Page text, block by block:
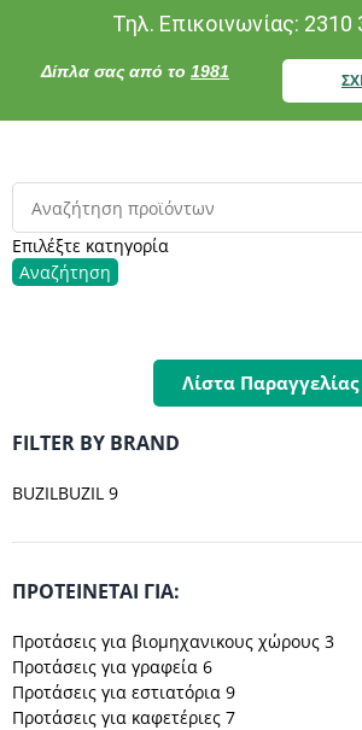
Τηλ. Επικοινωνίας: 2310
Δίπλα σας από το 1981
Επιλέξτε κατηγορία
Αναζήτηση
Λίστα Παραγγελίας
FILTER BY BRAND
BUZILBUZIL 9
ΠΡΟΤΕΊΝΕΤΑΙ ΓΙΑ:
Προτάσεις για βιομηχανικους χώρους 3
Προτάσεις για γραφεία 6
Προτάσεις για εστιατόρια 9
Προτάσεις για καφετέριες 7